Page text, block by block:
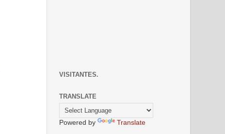
VISITANTES.
TRANSLATE
Powered by Translate